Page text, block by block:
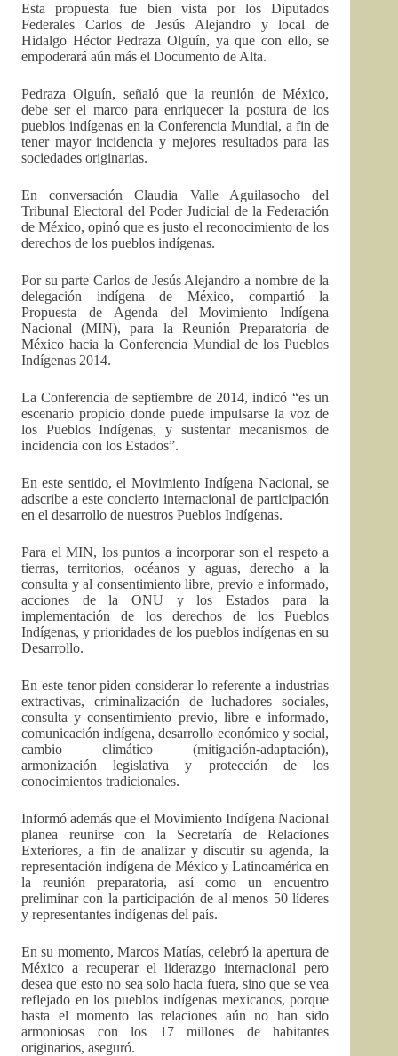
Esta propuesta fue bien vista por los Diputados
Federales Carlos de Jesús Alejandro y local de
Hidalgo Héctor Pedraza Olguín, ya que con ello, se
empoderará aún más el Documento de Alta.
Pedraza Olguín, señaló que la reunión de México,
debe ser el marco para enriquecer la postura de los
pueblos indígenas en la Conferencia Mundial, a fin de
tener mayor incidencia y mejores resultados para las
sociedades originarias.
En conversación Claudia Valle Aguilasocho del
Tribunal Electoral del Poder Judicial de la Federación
de México, opinó que es justo el reconocimiento de los
derechos de los pueblos indígenas.
Por su parte Carlos de Jesús Alejandro a nombre de la
delegación indígena de México, compartió la
Propuesta de Agenda del Movimiento Indígena
Nacional (MIN), para la Reunión Preparatoria de
México hacia la Conferencia Mundial de los Pueblos
Indígenas 2014.
La Conferencia de septiembre de 2014, indicó “es un
escenario propicio donde puede impulsarse la voz de
los Pueblos Indígenas, y sustentar mecanismos de
incidencia con los Estados”.
En este sentido, el Movimiento Indígena Nacional, se
adscribe a este concierto internacional de participación
en el desarrollo de nuestros Pueblos Indígenas.
Para el MIN, los puntos a incorporar son el respeto a
tierras, territorios, océanos y aguas, derecho a la
consulta y al consentimiento libre, previo e informado,
acciones de la ONU y los Estados para la
implementación de los derechos de los Pueblos
Indígenas, y prioridades de los pueblos indígenas en su
Desarrollo.
En este tenor piden considerar lo referente a industrias
extractivas, criminalización de luchadores sociales,
consulta y consentimiento previo, libre e informado,
comunicación indígena, desarrollo económico y social,
cambio climático (mitigación-adaptación),
armonización legislativa y protección de los
conocimientos tradicionales.
Informó además que el Movimiento Indígena Nacional
planea reunirse con la Secretaría de Relaciones
Exteriores, a fin de analizar y discutir su agenda, la
representación indígena de México y Latinoamérica en
la reunión preparatoria, así como un encuentro
preliminar con la participación de al menos 50 líderes
y representantes indígenas del país.
En su momento, Marcos Matías, celebró la apertura de
México a recuperar el liderazgo internacional pero
desea que esto no sea solo hacia fuera, sino que se vea
reflejado en los pueblos indígenas mexicanos, porque
hasta el momento las relaciones aún no han sido
armoniosas con los 17 millones de habitantes
originarios, aseguró.